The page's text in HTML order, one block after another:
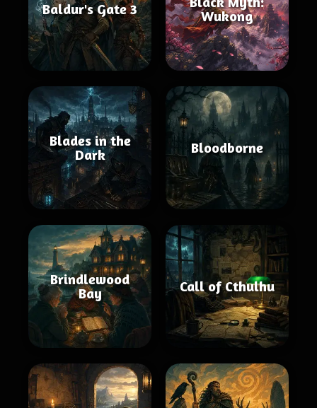
Baldur's Gate 3
Wukong
Blades in the
Dark
Bloodborne
Brindlewood
Bay
Call of Cthulhu